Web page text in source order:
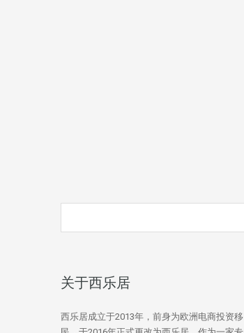
关于西乐居
西乐居成立于2013年，前身为欧洲电商投资移